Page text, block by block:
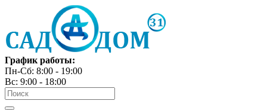
График работы:
Пн-Сб: 8:00 - 19:00
Вс: 9:00 - 18:00